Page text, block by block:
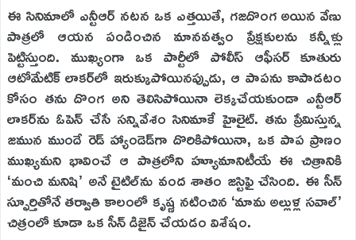
ఈ సినిమాలో ఎన్టీఆర్ నటన ఒక ఎత్తయితే, గజదొంగ అయిన వేణు
పాత్రలో ఆయన పండించిన మానవత్వం ప్రేక్షకులను కన్నీళ్లు
పెట్టిస్తుంది. ముఖ్యంగా ఒక పార్టీలో పోలీస్ ఆఫీసర్ కూతురు
ఆటోమేటిక్ లాకర్‌లో ఇరుక్కుపోయినప్పుడు, ఆ పాపను కాపాడటం
కోసం తను దొంగ అని తెలిసిపోయినా లెక్కచేయకుండా ఎన్టీఆర్
లాకర్‌ను ఓపెన్ చేసే సన్నివేశం సినిమాకే హైలైట్. తను ప్రేమిస్తున్న
జమున ముందే రెడ్ హ్యాండెడ్‌గా దొరికిపోయినా, ఒక పాప ప్రాణం
ముఖ్యమని భావించే ఆ పాత్రలోని హ్యూమానిటీయే ఈ చిత్రానికి
‘మంచి మనిషి’ అనే టైటిల్‌ను వంద శాతం జస్టిఫై చేసింది. ఈ సీన్
స్ఫూర్తితోనే తర్వాతి కాలంలో కృష్ణ నటించిన ‘మామ అల్లుళ్ల సవాల్’
చిత్రంలో కూడా ఒక సీన్ డిజైన్ చేయడం విశేషం.